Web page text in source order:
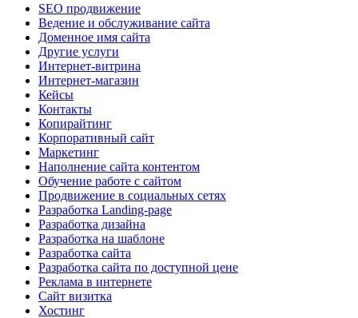
SEO продвижение
Ведение и обслуживание сайта
Доменное имя сайта
Другие услуги
Интернет-витрина
Интернет-магазин
Кейсы
Контакты
Копирайтинг
Корпоративный сайт
Маркетинг
Наполнение сайта контентом
Обучение работе с сайтом
Продвижение в социальных сетях
Разработка Landing-page
Разработка дизайна
Разработка на шаблоне
Разработка сайта
Разработка сайта по доступной цене
Реклама в интернете
Сайт визитка
Хостинг